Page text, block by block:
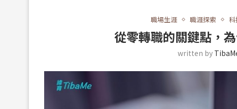
職場生涯 職涯探索
從零轉職的關鍵點，
written by